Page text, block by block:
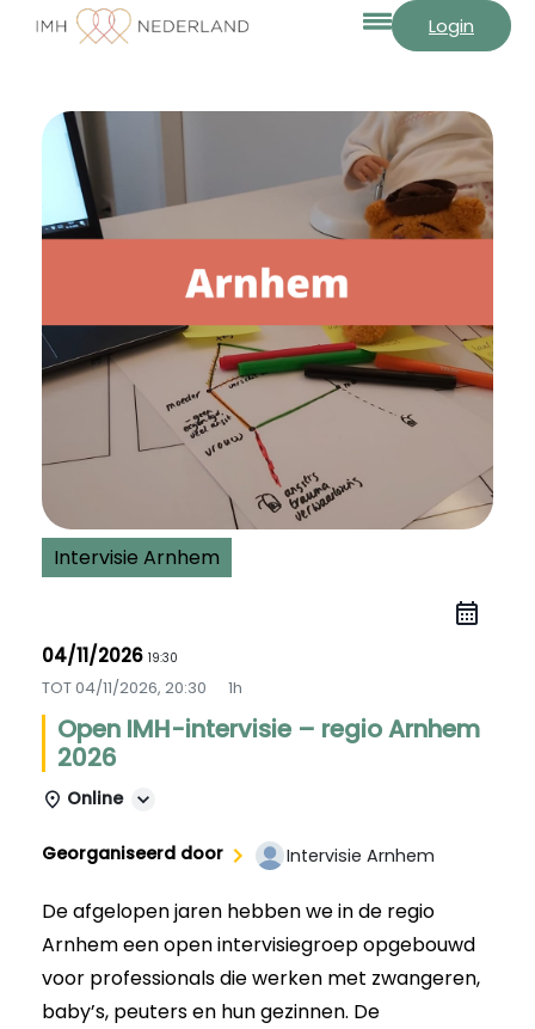
Login
Intervisie Arnhem
04/11/2026 19:30
TOT04/11/2026, 20:30 1h
Open IMH-intervisie – regio Arnhem
2026
Online
Georganiseerd door Intervisie Arnhem
De afgelopen jaren hebben we in de regio
Arnhem een open intervisiegroep opgebouwd
voor professionals die werken met zwangeren,
baby’s, peuters en hun gezinnen. De